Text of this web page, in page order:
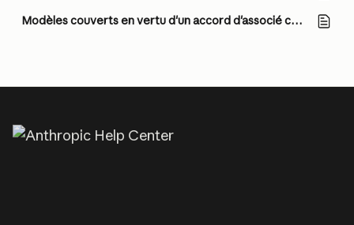
Modèles couverts en vertu d'un accord d'associé commercial (BAA)